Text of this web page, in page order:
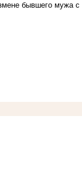
бывшего мужа с